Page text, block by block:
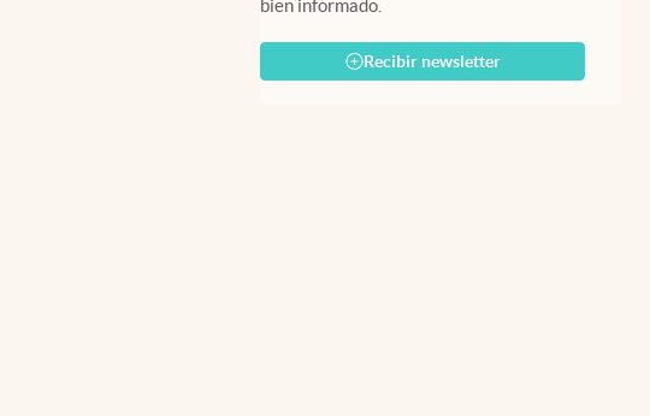
bien informado.
Recibir newsletter